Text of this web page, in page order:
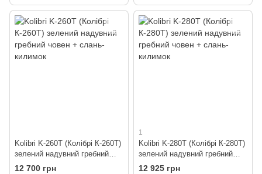
Kolibri K-260T (Колібрі К-260Т)
зелений надувний гребний
човен + слань-килимок
12 700 грн
1
Kolibri K-280T (Колібрі К-280Т)
зелений надувний гребний
човен + слань-килимок
12 925 грн